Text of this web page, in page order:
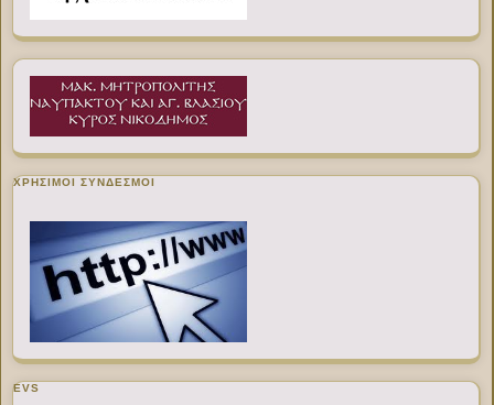
ΧΡΉΣΙΜΟΙ ΣΎΝΔΕΣΜΟΙ
EVS